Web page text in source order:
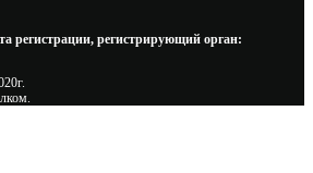
регистрации, регистрирующий орган: